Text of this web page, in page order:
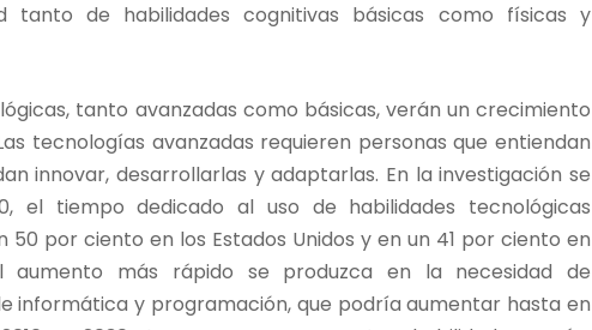
tanto de habilidades cognitivas básicas como físicas y
tanto avanzadas como básicas, verán un crecimiento
tecnologías avanzadas requieren personas que entiendan
innovar, desarrollarlas y adaptarlas. En la investigación se
el tiempo dedicado al uso de habilidades tecnológicas
50 por ciento en los Estados Unidos y en un 41 por ciento en
aumento más rápido se produzca en la necesidad de
informática y programación, que podría aumentar hasta en